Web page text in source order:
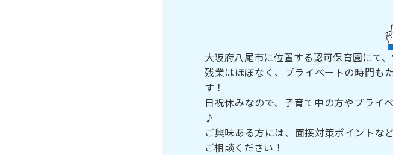
大阪府八尾市に位置する認可保育園にて
残業はほぼなく、プライベートの時間も
す！
日祝休みなので、子育て中の方やプライ
♪
ご興味ある方には、面接対策ポイントな
ご相談ください！